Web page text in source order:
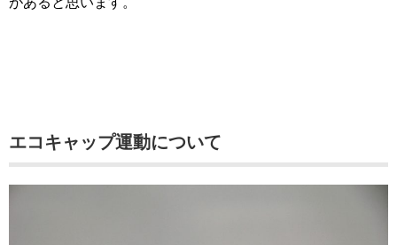
エコキャップ運動について